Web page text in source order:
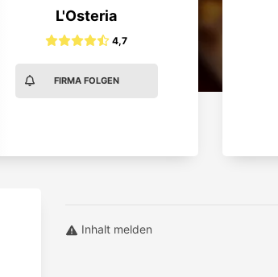
L'Osteria
4,7
FIRMA FOLGEN
Inhalt melden